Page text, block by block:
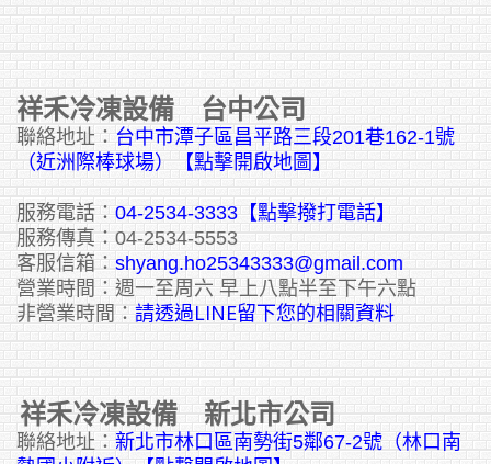
祥禾冷凍設備 台中公司
聯絡地址： 台中市潭子區昌平路三段201巷162-1號
（近洲際棒球場）【點擊開啟地圖】
服務電話： 04-2534-3333 【點擊撥打電話】
服務傳真：04-2534-5553
客服信箱： shyang.ho25343333@gmail.com
營業時間：週一至周六 早上八點半至下午六點
非營業時間： 請透過LINE留下您的相關資料
祥禾冷凍設備 新北市公司
聯絡地址： 新北市林口區南勢街5鄰67-2號（林口南